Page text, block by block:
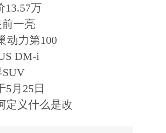
13.57万
一亮
动力第100
DM-i
月25日
定义什么是改